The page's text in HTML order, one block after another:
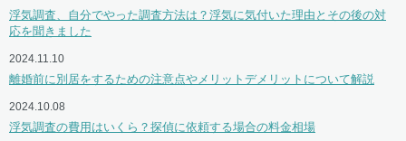
浮気調査、自分でやった調査方法は？浮気に気付いた理由とその後の対
応を聞きました
2024.11.10
離婚前に別居をするための注意点やメリットデメリットについて解説
2024.10.08
浮気調査の費用はいくら？探偵に依頼する場合の料金相場